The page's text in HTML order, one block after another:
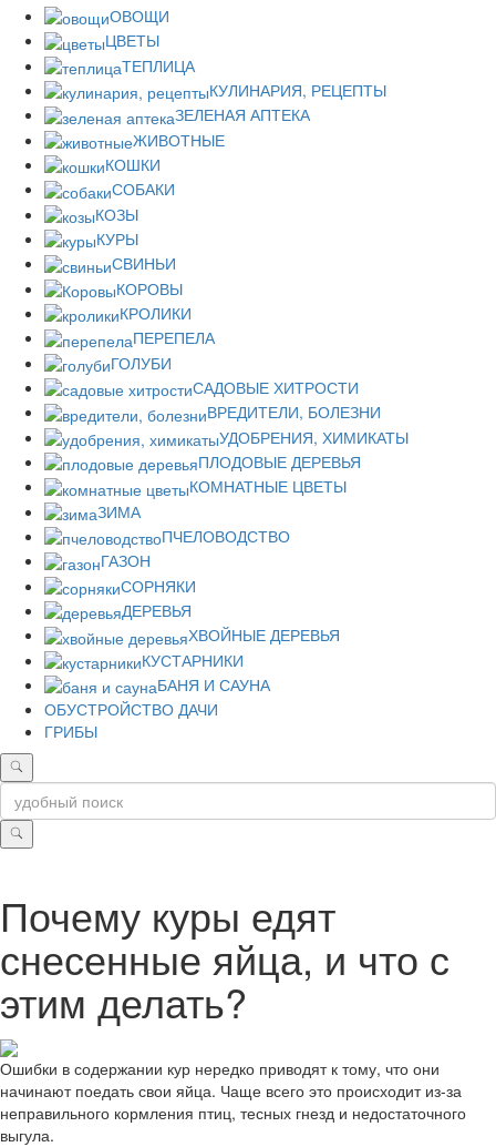
ОВОЩИ
ЦВЕТЫ
ТЕПЛИЦА
КУЛИНАРИЯ, РЕЦЕПТЫ
ЗЕЛЕНАЯ АПТЕКА
ЖИВОТНЫЕ
КОШКИ
СОБАКИ
КОЗЫ
КУРЫ
СВИНЬИ
КОРОВЫ
КРОЛИКИ
ПЕРЕПЕЛА
ГОЛУБИ
САДОВЫЕ ХИТРОСТИ
ВРЕДИТЕЛИ, БОЛЕЗНИ
УДОБРЕНИЯ, ХИМИКАТЫ
ПЛОДОВЫЕ ДЕРЕВЬЯ
КОМНАТНЫЕ ЦВЕТЫ
ЗИМА
ПЧЕЛОВОДСТВО
ГАЗОН
СОРНЯКИ
ДЕРЕВЬЯ
ХВОЙНЫЕ ДЕРЕВЬЯ
КУСТАРНИКИ
БАНЯ И САУНА
ОБУСТРОЙСТВО ДАЧИ
ГРИБЫ
Почему куры едят
снесенные яйца, и что с
этим делать?
Ошибки в содержании кур нередко приводят к тому, что они
начинают поедать свои яйца. Чаще всего это происходит из-за
неправильного кормления птиц, тесных гнезд и недостаточного
выгула.